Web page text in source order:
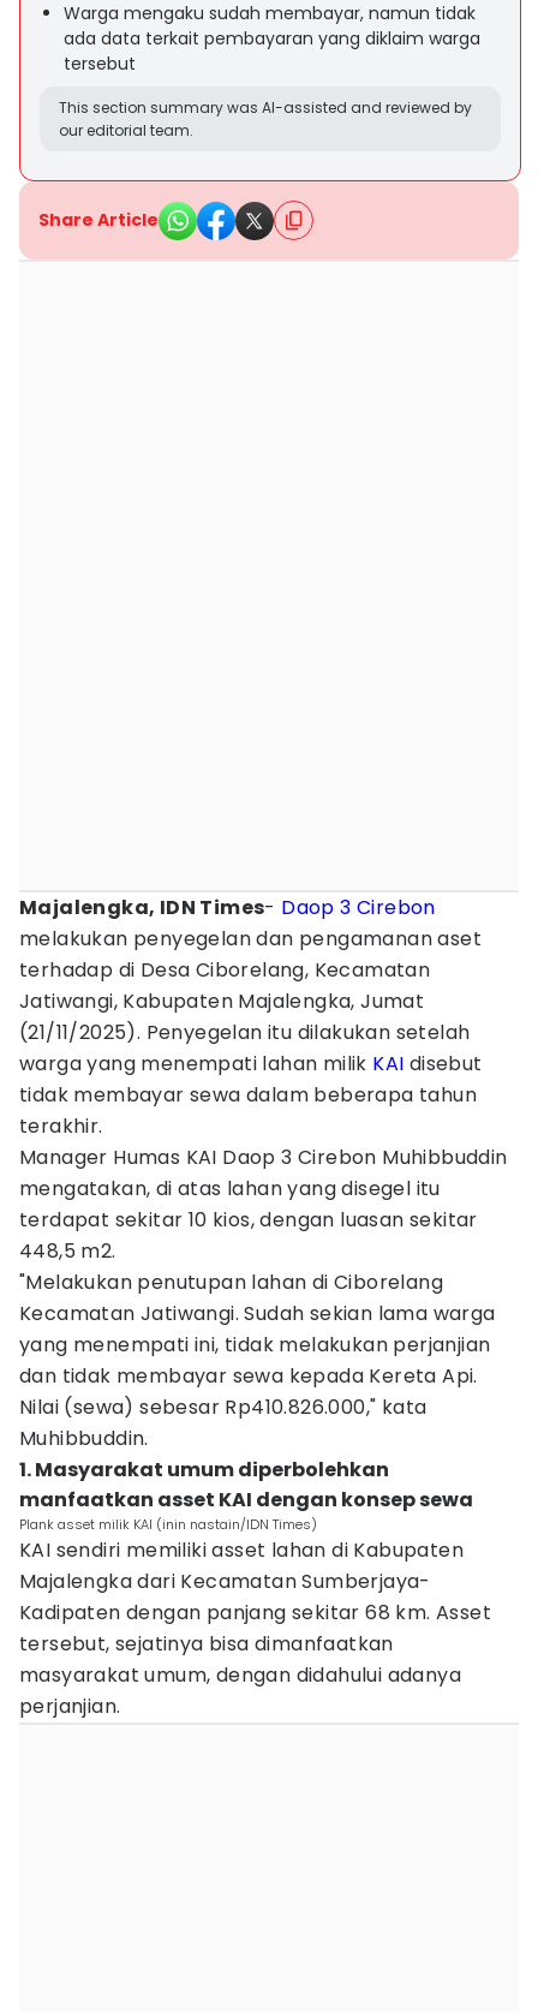
Warga mengaku sudah membayar, namun tidak
ada data terkait pembayaran yang diklaim warga
tersebut
This section summary was AI-assisted and reviewed by
our editorial team.
Share Article
Majalengka, IDN Times- Daop 3 Cirebon
melakukan penyegelan dan pengamanan aset
terhadap di Desa Ciborelang, Kecamatan
Jatiwangi, Kabupaten Majalengka, Jumat
(21/11/2025). Penyegelan itu dilakukan setelah
warga yang menempati lahan milik KAI disebut
tidak membayar sewa dalam beberapa tahun
terakhir.
Manager Humas KAI Daop 3 Cirebon Muhibbuddin
mengatakan, di atas lahan yang disegel itu
terdapat sekitar 10 kios, dengan luasan sekitar
448,5 m2.
"Melakukan penutupan lahan di Ciborelang
Kecamatan Jatiwangi. Sudah sekian lama warga
yang menempati ini, tidak melakukan perjanjian
dan tidak membayar sewa kepada Kereta Api.
Nilai (sewa) sebesar Rp410.826.000," kata
Muhibbuddin.
1. Masyarakat umum diperbolehkan
manfaatkan asset KAI dengan konsep sewa
Plank asset milik KAI (inin nastain/IDN Times)
KAI sendiri memiliki asset lahan di Kabupaten
Majalengka dari Kecamatan Sumberjaya-
Kadipaten dengan panjang sekitar 68 km. Asset
tersebut, sejatinya bisa dimanfaatkan
masyarakat umum, dengan didahului adanya
perjanjian.